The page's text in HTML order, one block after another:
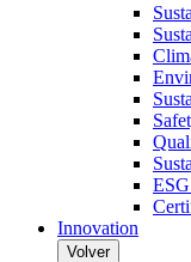
Innovation
Volver